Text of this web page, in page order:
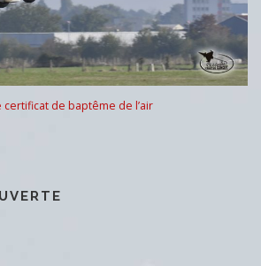
certificat de baptême de l’air